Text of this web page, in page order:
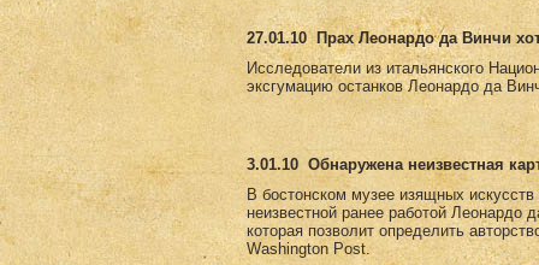
27.01.10
Прах Леонардо да Винчи
Исследователи из итальянского
эксгумацию останков Леонардо да
3.01.10 Обнаружена неизвестная
В бостонском музее изящных
неизвестной ранее работой Леонардо
которая позволит определить
Washington Post.